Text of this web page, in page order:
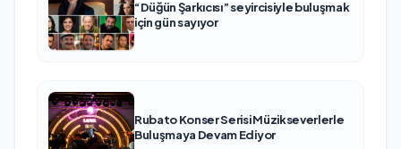
“Düğün Şarkıcısı” seyircisiyle buluşmak
için gün sayıyor
Rubato Konser Serisi Müzikseverlerle
Buluşmaya Devam Ediyor